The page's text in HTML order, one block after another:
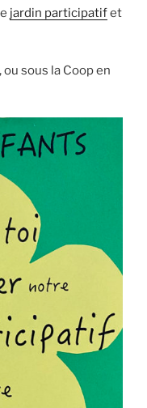
jardin participatifet
, ou sous la Coop en